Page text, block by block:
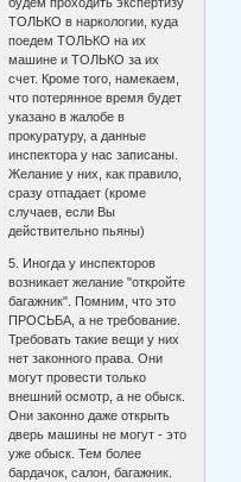
ТОЛЬКО в наркологии, куда
поедем ТОЛЬКО на их
машине и ТОЛЬКО за их
счет. Кроме того, намекаем,
что потерянное время будет
указано в жалобе в
прокуратуру, а данные
инспектора у нас записаны.
Желание у них, как правило,
сразу отпадает (кроме
случаев, если Вы
действительно пьяны)
5. Иногда у инспекторов
возникает желание "откройте
багажник". Помним, что это
ПРОСЬБА, а не требование.
Требовать такие вещи у них
нет законного права. Они
могут провести только
внешний осмотр, а не обыск.
Они законно даже открыть
дверь машины не могут - это
уже обыск. Тем более
бардачок, салон, багажник.